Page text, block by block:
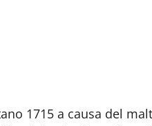
1715 a causa del